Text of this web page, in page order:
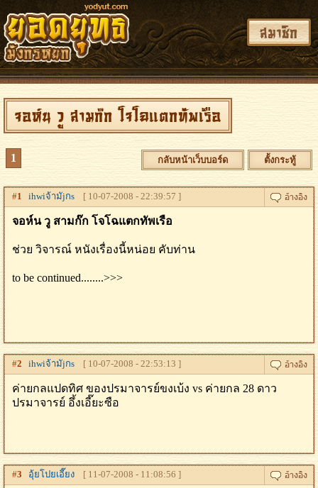
สมาชิก
จอห์น วู สามก๊ก โจโฉแตกทัพเรือ
1 กลับหน้าเว็บบอร์ด ตั้งกระทู้
#1 ihwiจ้ามัjกs [ 10-07-2008 - 22:39:57 ]
จอห์น วู สามก๊ก โจโฉแตกทัพเรือ
ช่วย วิจารณ์ หนังเรื่องนี้หน่อย คับท่าน
to be continued........>>>
#2 ihwiจ้ามัjกs [ 10-07-2008 - 22:53:13 ]
ค่ายกลแปดทิศ ของปรมาจารย์ขงเบ้ง vs ค่ายกล 28 ดาว
ปรมาจารย์ อึ้งเอี๊ยะซือ
#3 อุ้ยโปยเอี๊ยง [ 11-07-2008 - 11:08:56 ]